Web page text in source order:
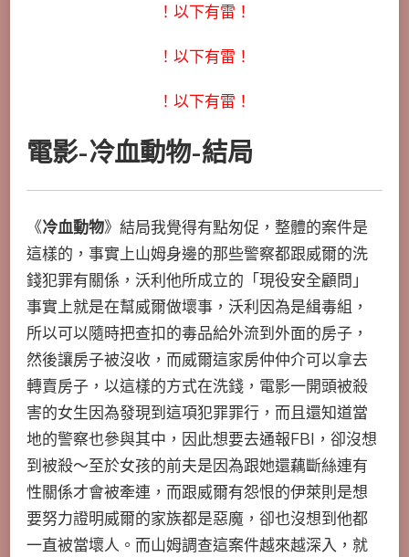
！以下有雷！
！以下有雷！
！以下有雷！
電影-冷血動物-結局
《冷血動物》結局我覺得有點匆促，整體的案件是
這樣的，事實上山姆身邊的那些警察都跟威爾的洗
錢犯罪有關係，沃利他所成立的「現役安全顧問」
事實上就是在幫威爾做壞事，沃利因為是緝毒組，
所以可以隨時把查扣的毒品給外流到外面的房子，
然後讓房子被沒收，而威爾這家房仲仲介可以拿去
轉賣房子，以這樣的方式在洗錢，電影一開頭被殺
害的女生因為發現到這項犯罪罪行，而且還知道當
地的警察也參與其中，因此想要去通報FBI，卻沒想
到被殺～至於女孩的前夫是因為跟她還藕斷絲連有
性關係才會被牽連，而跟威爾有怨恨的伊萊則是想
要努力證明威爾的家族都是惡魔，卻也沒想到他都
一直被當壞人。而山姆調查這案件越來越深入，就